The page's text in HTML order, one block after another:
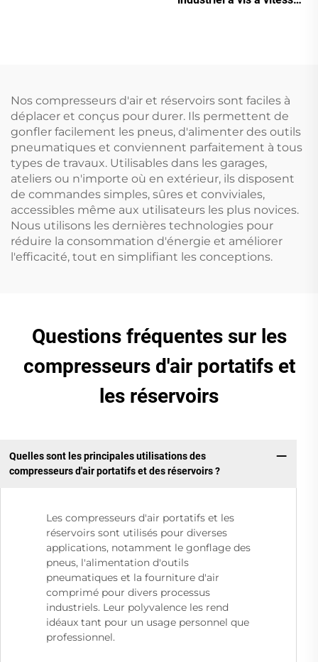
Nos compresseurs d'air et réservoirs sont faciles à
déplacer et conçus pour durer. Ils permettent de
gonfler facilement les pneus, d'alimenter des outils
pneumatiques et conviennent parfaitement à tous
types de travaux. Utilisables dans les garages,
ateliers ou n'importe où en extérieur, ils disposent
de commandes simples, sûres et conviviales,
accessibles même aux utilisateurs les plus novices.
Nous utilisons les dernières technologies pour
réduire la consommation d'énergie et améliorer
l'efficacité, tout en simplifiant les conceptions.
Questions fréquentes sur les
compresseurs d'air portatifs et
les réservoirs
Quelles sont les principales utilisations des
compresseurs d'air portatifs et des réservoirs ?
Les compresseurs d'air portatifs et les
réservoirs sont utilisés pour diverses
applications, notamment le gonflage des
pneus, l'alimentation d'outils
pneumatiques et la fourniture d'air
comprimé pour divers processus
industriels. Leur polyvalence les rend
idéaux tant pour un usage personnel que
professionnel.